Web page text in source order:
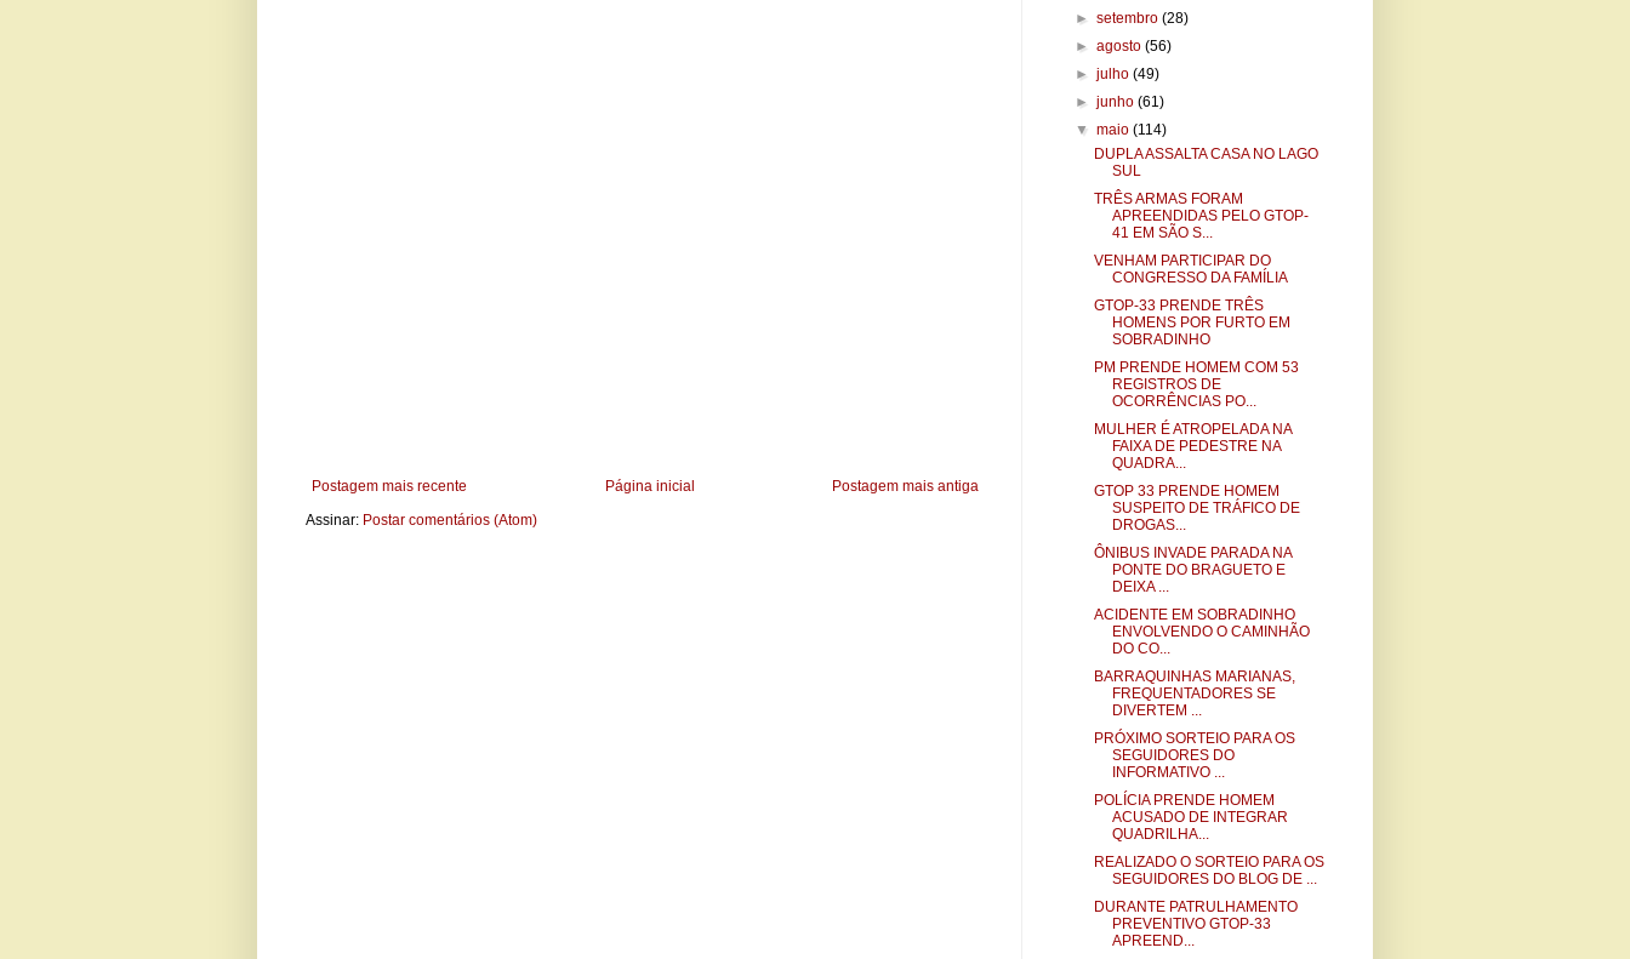
Postagem mais recente Postagem mais antiga
Página inicial
Assinar: Postar comentários (Atom)
►setembro(28)
►agosto(56)
►julho(49)
►junho(61)
▼maio(114)
DUPLA ASSALTA CASA NO LAGO
SUL
TRÊS ARMAS FORAM
APREENDIDAS PELO GTOP-
41 EM SÃO S...
VENHAM PARTICIPAR DO
CONGRESSO DA FAMÍLIA
GTOP-33 PRENDE TRÊS
HOMENS POR FURTO EM
SOBRADINHO
PM PRENDE HOMEM COM 53
REGISTROS DE
OCORRÊNCIAS PO...
MULHER É ATROPELADA NA
FAIXA DE PEDESTRE NA
QUADRA...
GTOP 33 PRENDE HOMEM
SUSPEITO DE TRÁFICO DE
DROGAS...
ÔNIBUS INVADE PARADA NA
PONTE DO BRAGUETO E
DEIXA ...
ACIDENTE EM SOBRADINHO
ENVOLVENDO O CAMINHÃO
DO CO...
BARRAQUINHAS MARIANAS,
FREQUENTADORES SE
DIVERTEM ...
PRÓXIMO SORTEIO PARA OS
SEGUIDORES DO
INFORMATIVO ...
POLÍCIA PRENDE HOMEM
ACUSADO DE INTEGRAR
QUADRILHA...
REALIZADO O SORTEIO PARA OS
SEGUIDORES DO BLOG DE ...
DURANTE PATRULHAMENTO
PREVENTIVO GTOP-33
APREEND...